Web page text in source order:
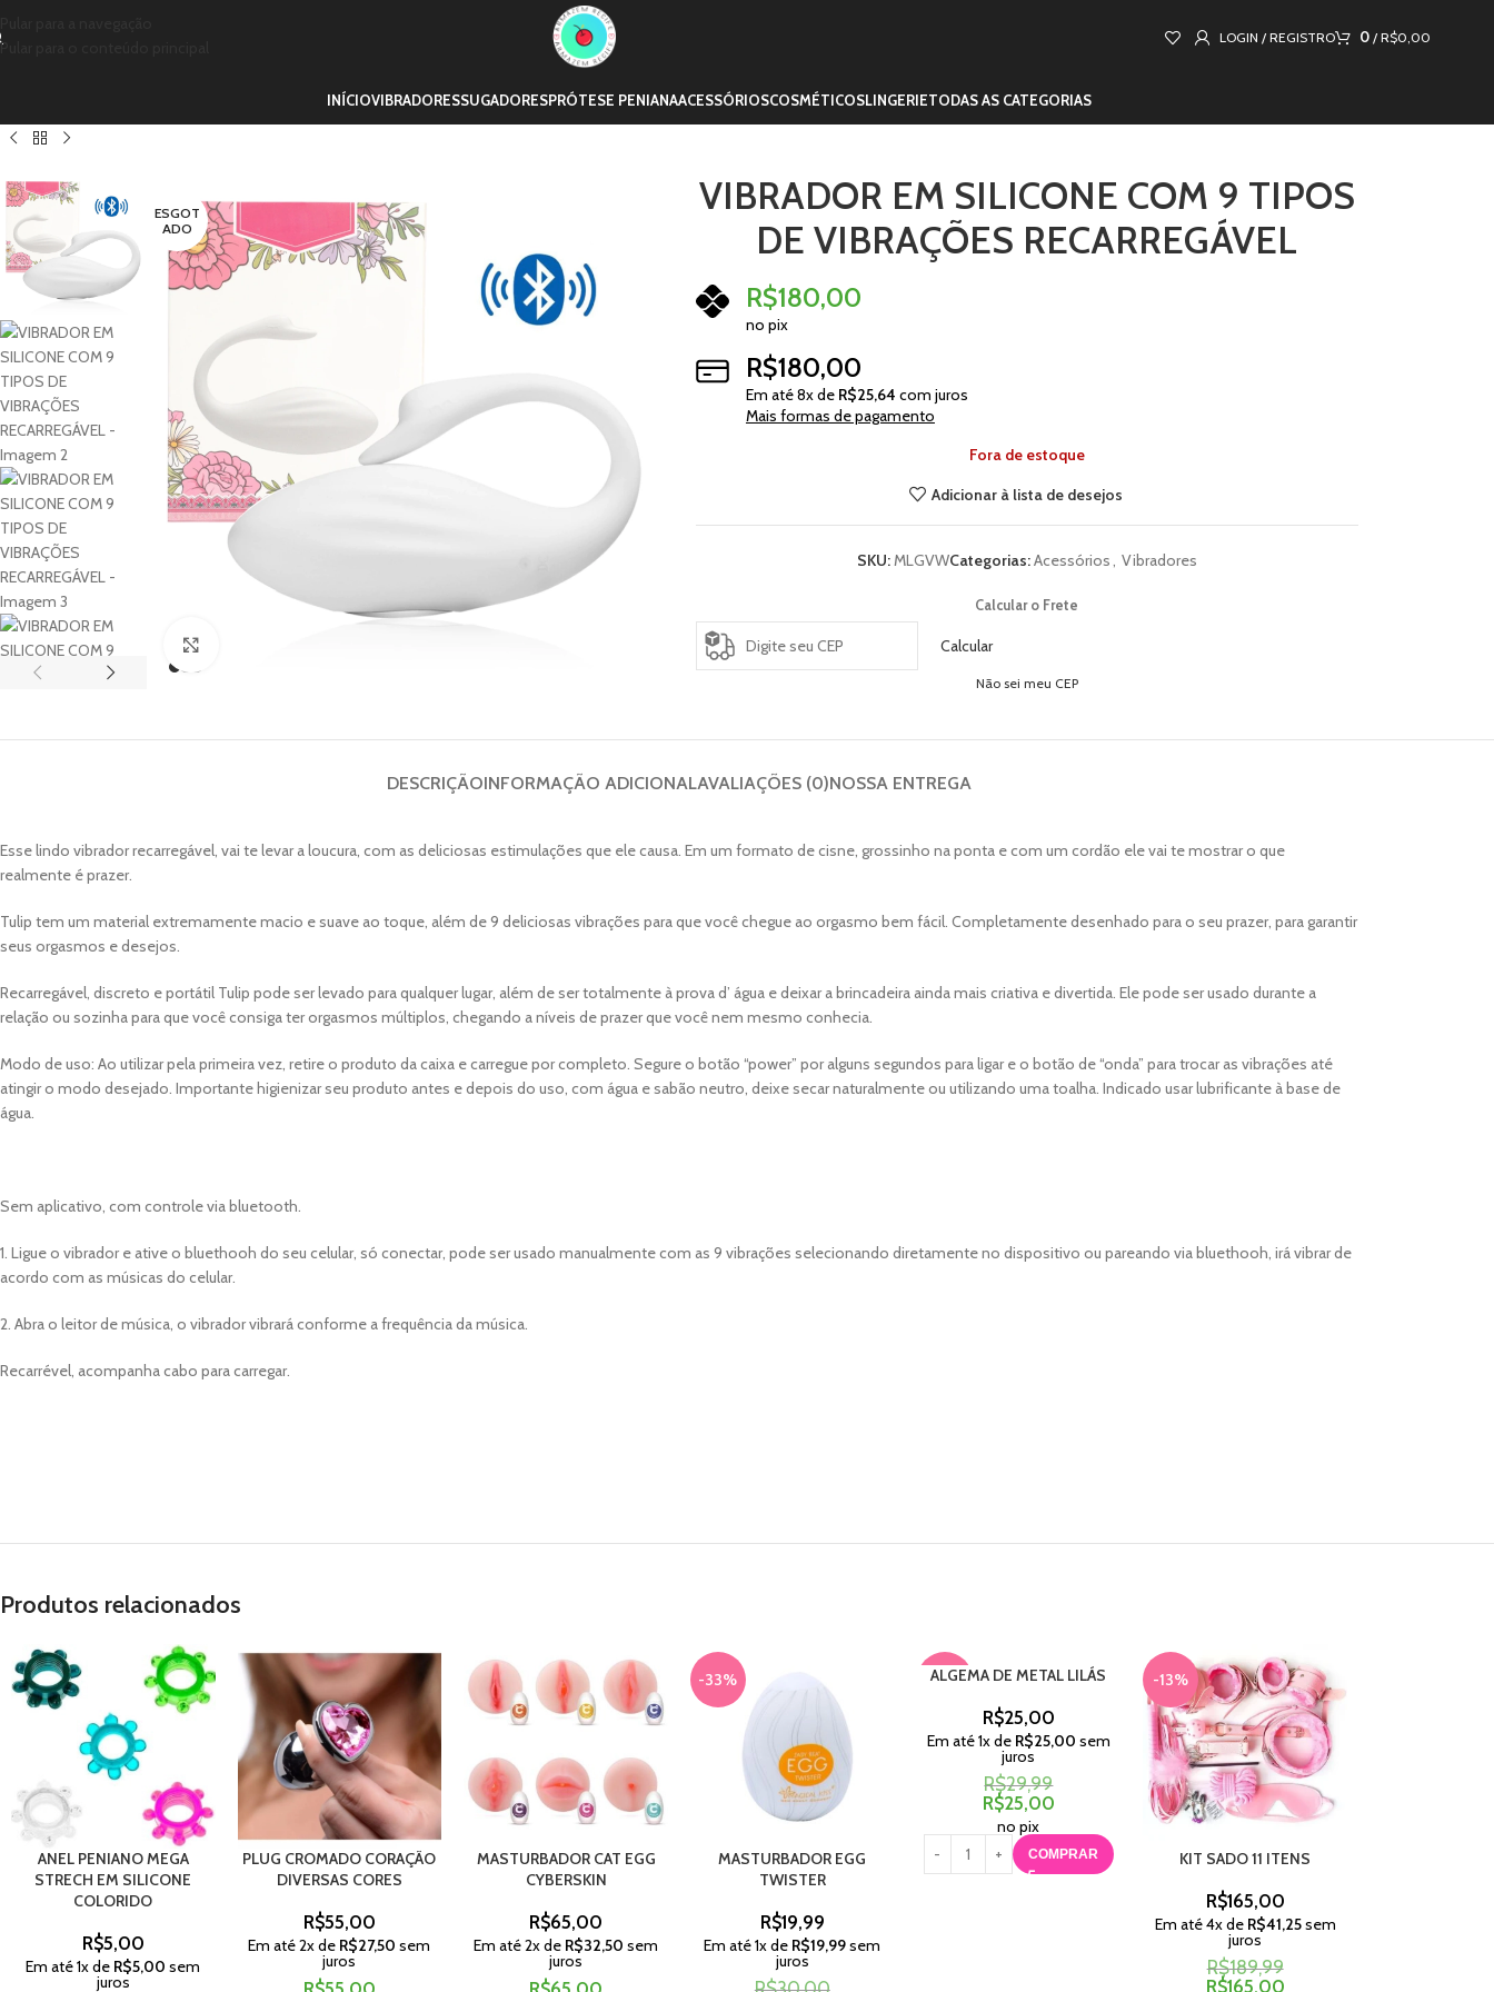
Pular para o conteúdo principal
LOGIN / REGISTRO 0 / R$0,00
INÍCIOVIBRADORESSUGADORESPRÓTESE PENIANAACESSÓRIOSCOSMÉTICOSLINGERIETODAS AS CATEGORIAS
ESGOT
ADO
VIBRADOR EM SILICONE COM 9 TIPOS
DE VIBRAÇÕES RECARREGÁVEL
R$180,00
no pix
R$180,00
Em até8x de R$25,64 com juros
Mais formas de pagamento
Fora de estoque
Adicionar à lista de desejos
SKU:MLGVWCategorias:Acessórios, Vibradores
Calcular o Frete
Calcular
Não sei meu CEP
DESCRIÇÃOINFORMAÇÃO ADICIONALAVALIAÇÕES (0)NOSSA ENTREGA
Esse lindo vibrador recarregável, vai te levar a loucura, com as deliciosas estimulações que ele causa. Em um formato de cisne, grossinho na ponta e com um cordão ele vai te mostrar o que
realmente é prazer.
Tulip tem um material extremamente macio e suave ao toque, além de 9 deliciosas vibrações para que você chegue ao orgasmo bem fácil. Completamente desenhado para o seu prazer, para garantir
seus orgasmos e desejos.
Recarregável, discreto e portátil Tulip pode ser levado para qualquer lugar, além de ser totalmente à prova d’ água e deixar a brincadeira ainda mais criativa e divertida. Ele pode ser usado durante a
relação ou sozinha para que você consiga ter orgasmos múltiplos, chegando a níveis de prazer que você nem mesmo conhecia.
Modo de uso: Ao utilizar pela primeira vez, retire o produto da caixa e carregue por completo. Segure o botão “power” por alguns segundos para ligar e o botão de “onda” para trocar as vibrações até
atingir o modo desejado. Importante higienizar seu produto antes e depois do uso, com água e sabão neutro, deixe secar naturalmente ou utilizando uma toalha. Indicado usar lubrificante à base de
água.
Sem aplicativo, com controle via bluetooth.
1. Ligue o vibrador e ative o bluethooh do seu celular, só conectar, pode ser usado manualmente com as 9 vibrações selecionando diretamente no dispositivo ou pareando via bluethooh, irá vibrar de
acordo com as músicas do celular.
2. Abra o leitor de música, o vibrador vibrará conforme a frequência da música.
Recarrével, acompanha cabo para carregar.
Produtos relacionados
ANEL PENIANO MEGA
STRECH EM SILICONE
COLORIDO
R$5,00
Em até1x de R$5,00 sem
juros
PLUG CROMADO CORAÇÃO
DIVERSAS CORES
R$55,00
Em até2x de R$27,50 sem
juros
MASTURBADOR CAT EGG
CYBERSKIN
R$65,00
Em até2x de R$32,50 sem
juros
-33%
MASTURBADOR EGG
TWISTER
R$19,99
Em até1x de R$19,99sem
juros
-17%
ALGEMA DE METAL LILÁS
R$25,00
Em até1x de R$25,00 sem
juros
R$29,99
R$25,00
no pix
COMPRAR
-13%
KIT SADO 11 ITENS
R$165,00
Em até4x de R$41,25sem
juros
R$189,99
R$165,00